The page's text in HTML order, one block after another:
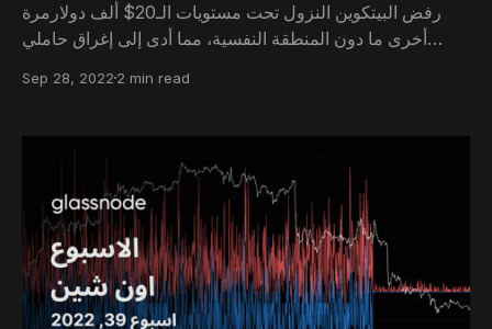
رفض البيتكوين النزول تحت مستويات الـ20$ ألف دولارمرة
أخرى ما دون المنطقة النفسية، مما أدى إلى إغراق حاملي
ذلك ، يظل الـ HODLers ثابتين ، مع العديد من المؤشرات التي
Sep 28, 2022 2 min read